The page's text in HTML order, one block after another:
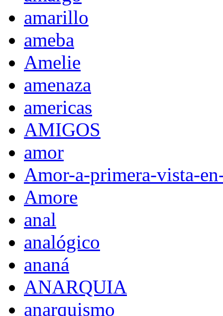
amarillo
ameba
Amelie
amenaza
americas
AMIGOS
amor
Amor-a-primera-vista-
Amore
anal
analógico
ananá
ANARQUIA
anarquismo